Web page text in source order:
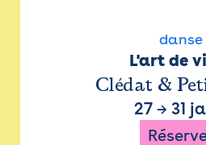
danse
L'art de
Clédat &
27 → 31